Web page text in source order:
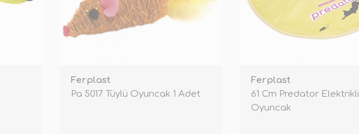
Ferplast
Pa 5017 Tüylü Oyuncak 1 Adet
Ferplast
61 Cm Predator Elektrikli
Oyuncak